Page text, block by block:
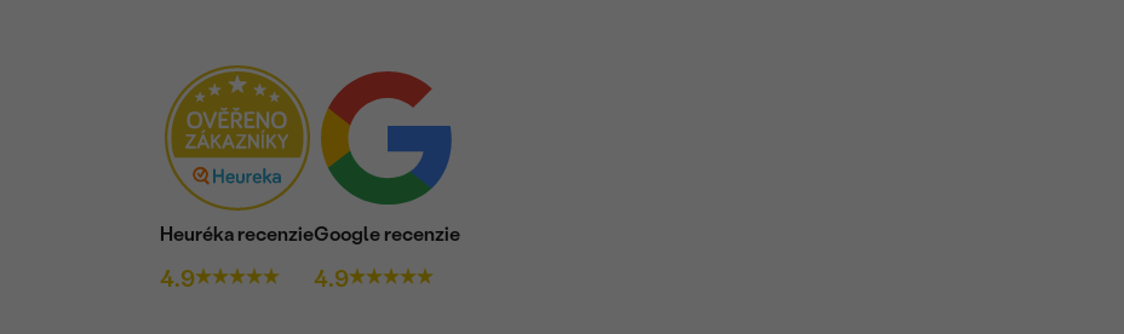
Heuréka recenzie
4.9
Google recenzie
4.9